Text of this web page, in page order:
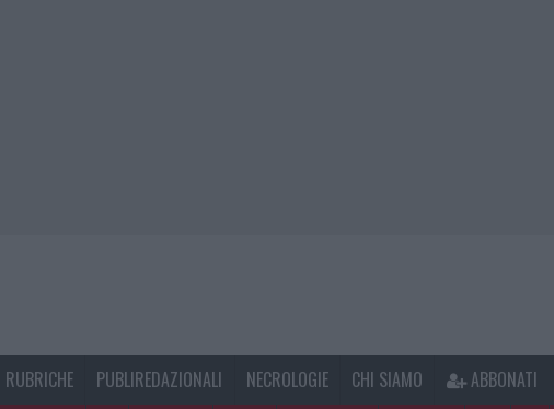
RUBRICHE PUBLIREDAZIONALI NECROLOGIE CHI SIAMO ABBONATI